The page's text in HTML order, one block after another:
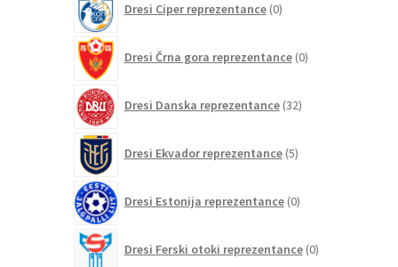
Dresi Ciper reprezentance 0izdelkov
Dresi Črna gora reprezentance 0izdelkov
Dresi Danska reprezentance 32izdelkov
Dresi Ekvador reprezentance 5izdelkov
Dresi Estonija reprezentance 0izdelkov
Dresi Ferski otoki reprezentance 0izdelkov